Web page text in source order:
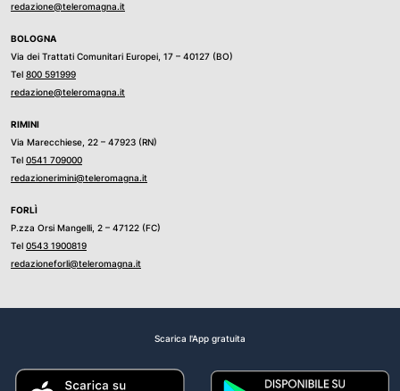
redazione@teleromagna.it
BOLOGNA
Via dei Trattati Comunitari Europei, 17 – 40127 (BO)
Tel 800 591999
redazione@teleromagna.it
RIMINI
Via Marecchiese, 22 – 47923 (RN)
Tel 0541 709000
redazionerimini@teleromagna.it
FORLÌ
P.zza Orsi Mangelli, 2 – 47122 (FC)
Tel 0543 1900819
redazioneforli@teleromagna.it
Scarica l'App gratuita